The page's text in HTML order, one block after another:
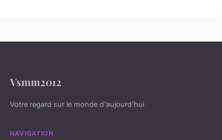
Vsmm2012
Votre regard sur le monde d'aujourd'hui
NAVIGATION